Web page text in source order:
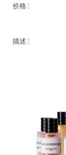
价格 :
描述 :